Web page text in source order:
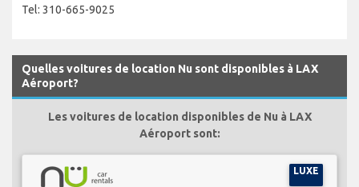
Tel: 310-665-9025
Quelles voitures de location Nu sont disponibles à LAX
Aéroport?
Les voitures de location disponibles de Nu à LAX
Aéroport sont:
LUXE